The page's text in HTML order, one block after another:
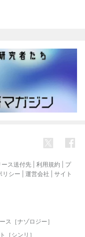
ース送付先 利用規約
プ
リシー 運営会社
サイト
ス［ナゾロジー］
［シンリ］